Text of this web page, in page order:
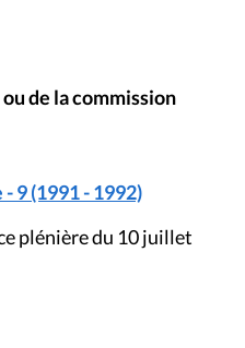
de la commission
9 (1991 - 1992)
plénière du 10 juillet